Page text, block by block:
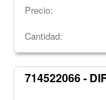
Precio:
Cantidad:
714522066 -